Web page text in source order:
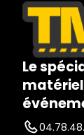
Le